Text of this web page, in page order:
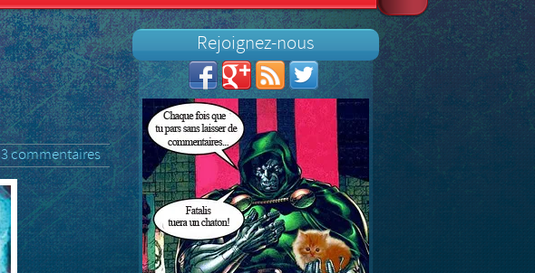
Rejoignez-nous
3 commentaires